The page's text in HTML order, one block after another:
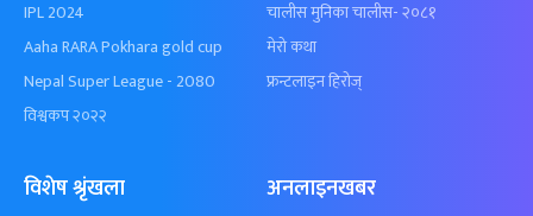
IPL 2024
Aaha RARA Pokhara gold cup
Nepal Super League - 2080
विश्वकप २०२२
चालीस मुनिका चालीस- २०८१
मेरो कथा
फ्रन्टलाइन हिरोज्
विशेष श्रृंखला अनलाइनखबर